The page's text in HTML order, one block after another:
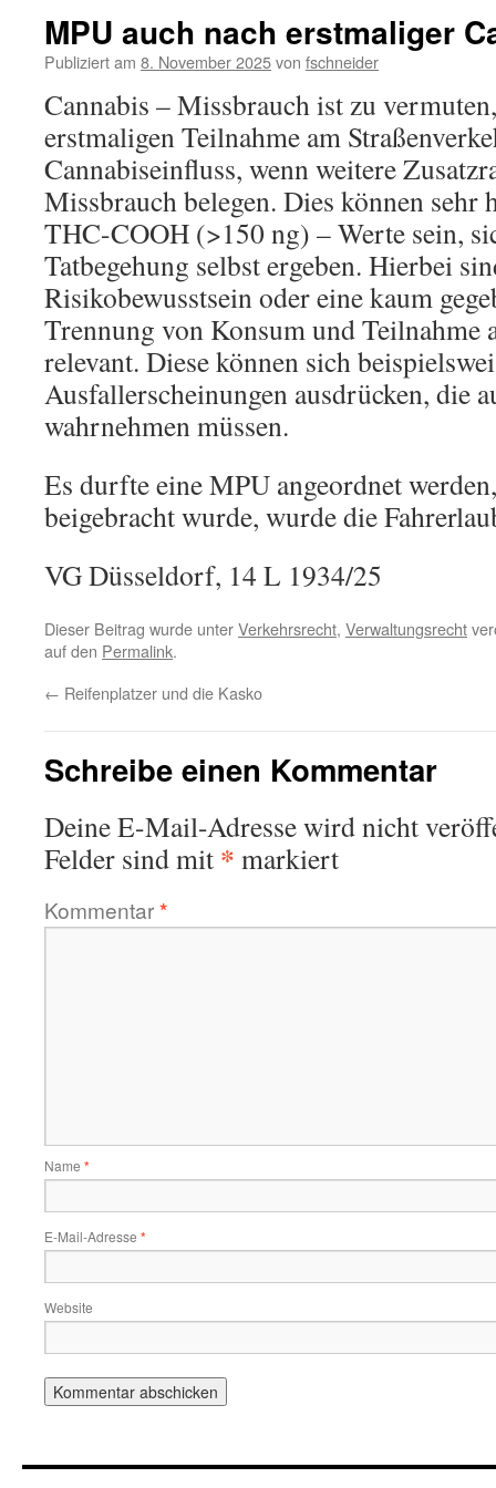
MPU auch nach erstmaliger
Publiziert am 8. November 2025von fschneider
Cannabis – Missbrauch ist zu
erstmaligen Teilnahme am
Cannabiseinfluss, wenn weitere
Missbrauch belegen. Dies können
THC-COOH (>150 ng) – Werte sein,
Tatbegehung selbst ergeben. Hierbei
Risikobewusstsein oder eine kaum
Trennung von Konsum und Teilnahme
relevant. Diese können sich
Ausfallerscheinungen ausdrücken, die
wahrnehmen müssen.
Es durfte eine MPU angeordnet
beigebracht wurde, wurde die
VG Düsseldorf, 14 L 1934/25
Dieser Beitrag wurde unterVerkehrsrecht, Verwaltungsrecht
auf den Permalink.
← Reifenplatzer und die Kasko
Schreibe einen Kommentar
Deine E-Mail-Adresse wird nicht
Felder sind mit * markiert
Kommentar*
Name *
E-Mail-Adresse *
Website